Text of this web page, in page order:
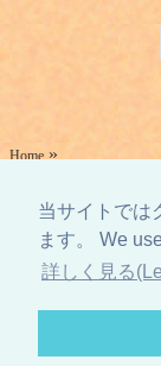
当サイトでは
ます。 We
詳しく見る
Home»
Home